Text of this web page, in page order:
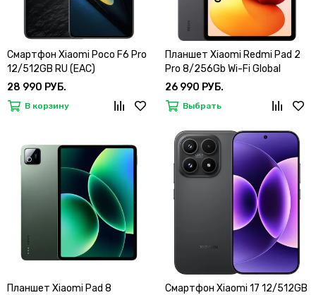
Смартфон Xiaomi Poco F6 Pro
12/512GB RU (EAC)
28 990 РУБ.
В корзину
Планшет Xiaomi Redmi Pad 2
Pro 8/256Gb Wi-Fi Global
26 990 РУБ.
Выбрать
Планшет Xiaomi Pad 8
Смартфон Xiaomi 17 12/512GB